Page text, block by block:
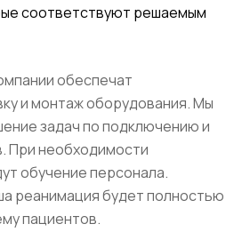
соответствуют решаемым
обеспечат
и монтаж оборудования. Мы
задач по подключению и
При необходимости
обучение персонала.
реанимация будет полностью
пациентов.